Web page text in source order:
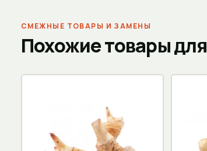
СМЕЖНЫЕ ТОВАРЫ И ЗАМЕНЫ
Похожие товары